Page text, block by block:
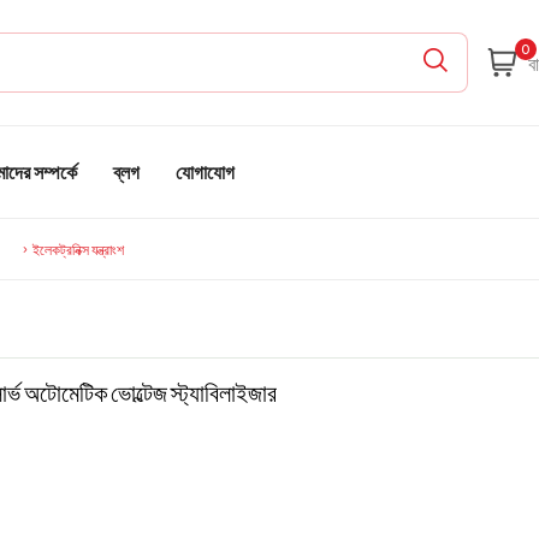
0
সম্পর্কে ব্লগ যোগাযোগ
ইলেকট্রনিক্স যন্ত্রাংশ
ভোল্টেজ স্ট্যাবিলাইজার